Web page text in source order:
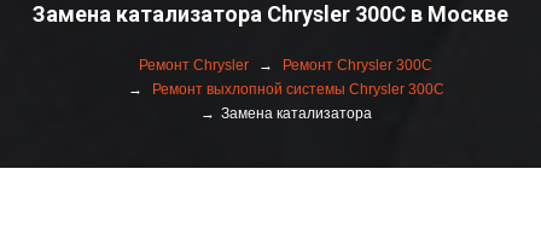
Замена катализатора Chrysler 300C в Москве
Ремонт Chrysler
Ремонт Chrysler 300C
Ремонт выхлопной системы Chrysler 300C
Замена катализатора